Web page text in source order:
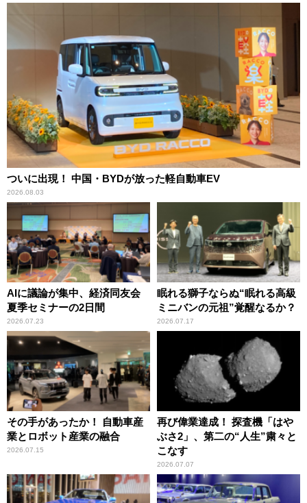
ついに出現！ 中国・BYDが放った軽自動車EV
2026.08.03
AIに議論が集中、経済同友会
夏季セミナーの2日間
2026.07.23
眠れる獅子ならぬ“眠れる高級
ミニバンの元祖”覚醒なるか？
2026.07.17
その手があったか！ 自動車産
業とロボット産業の融合
2026.07.15
再び偉業達成！ 探査機「はや
ぶさ2」、第二の“人生”粛々と
こなす
2026.07.07